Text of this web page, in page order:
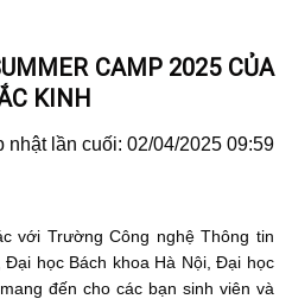
CAMP 2025 CỦA
KINH
nhật lần cuối: 02/04/2025 09:59
với Trường Công nghệ Thông tin
học Bách khoa Hà Nội, Đại học
đến cho các bạn sinh viên và